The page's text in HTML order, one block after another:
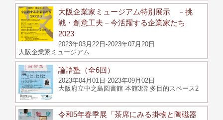
大阪企業家ミュージアム特別展示 －挑
戦・創意工夫－今活躍する企業家たち
2023
2023年03月22日-2023年07月20日
大阪企業家ミュージアム
論語塾（全6回）
2023年04月01日-2023年09月02日
大阪府立中之島図書館 本館3階 多目的スペース2
令和5年春季展「茶席にみる掛物と陶磁器